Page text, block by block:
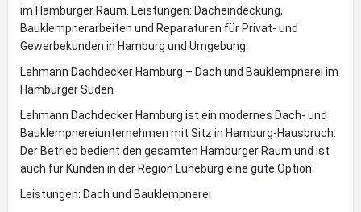
im Hamburger Raum. Leistungen: Dacheindeckung,
Bauklempnerarbeiten und Reparaturen für Privat- und
Gewerbekunden in Hamburg und Umgebung.
Lehmann Dachdecker Hamburg – Dach und Bauklempnerei im
Hamburger Süden
Lehmann Dachdecker Hamburg ist ein modernes Dach- und
Bauklempnereiunternehmen mit Sitz in Hamburg-Hausbruch.
Der Betrieb bedient den gesamten Hamburger Raum und ist
auch für Kunden in der Region Lüneburg eine gute Option.
Leistungen: Dach und Bauklempnerei